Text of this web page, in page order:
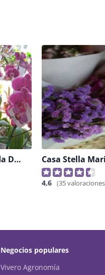
"naturalia " Tienda De Plantas Y Flores Casa Stella
4,6 (35
Negocios populares
Vivero Agronomía